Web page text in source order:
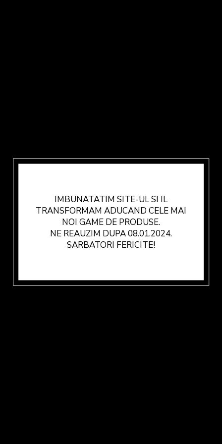
IMBUNATATIM SITE-UL SI IL
TRANSFORMAM ADUCAND CELE MAI
NOI GAME DE PRODUSE.
NE REAUZIM DUPA 08.01.2024.
SARBATORI FERICITE!